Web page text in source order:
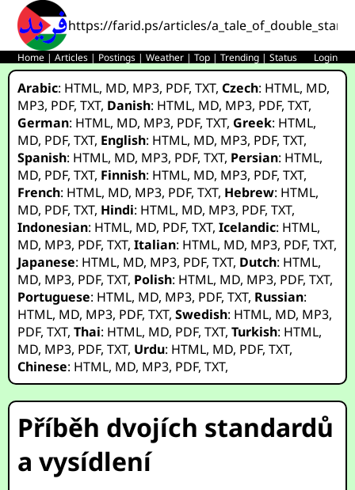
https://farid.ps/articles/
Home |Articles | Postings |Weather |Top |Trending |Status Login
Arabic: HTML, MD, MP3, PDF,TXT,Czech: HTML, MD,
MP3, PDF,TXT, Danish: HTML, MD, MP3, PDF,TXT,
German: HTML, MD, MP3, PDF,TXT, Greek: HTML,
MD, PDF,TXT, English: HTML, MD, MP3, PDF,TXT,
Spanish: HTML, MD, MP3, PDF,TXT, Persian: HTML,
MD, PDF,TXT, Finnish: HTML, MD, MP3, PDF,TXT,
French: HTML, MD, MP3, PDF,TXT, Hebrew: HTML,
MD, PDF,TXT, Hindi: HTML, MD, MP3, PDF,TXT,
Indonesian: HTML, MD, PDF,TXT,Icelandic: HTML,
MD, MP3, PDF,TXT,Italian: HTML, MD, MP3, PDF,TXT,
Japanese: HTML, MD, MP3, PDF,TXT, Dutch: HTML,
MD, MP3, PDF,TXT, Polish: HTML, MD, MP3, PDF,TXT,
Portuguese: HTML, MD, MP3, PDF,TXT, Russian:
HTML, MD, MP3, PDF,TXT,Swedish: HTML, MD, MP3,
PDF,TXT,Thai: HTML, MD, PDF,TXT,Turkish: HTML,
MD, MP3, PDF,TXT, Urdu: HTML, MD, PDF,TXT,
Chinese: HTML, MD, MP3, PDF,TXT,
Příběh dvojích standardů
a vysídlení